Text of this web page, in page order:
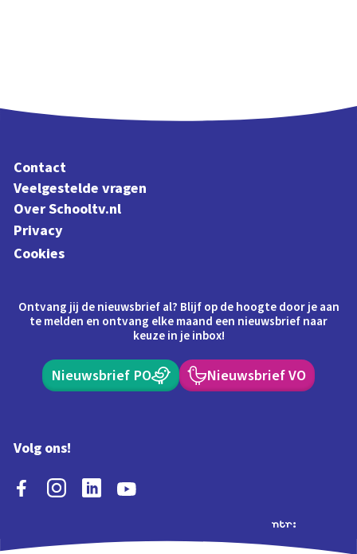
Contact
Veelgestelde vragen
Over Schooltv.nl
Privacy
Cookies
Ontvang jij de nieuwsbrief al? Blijf op de hoogte door je aan
te melden en ontvang elke maand een nieuwsbrief naar
keuze in je inbox!
Nieuwsbrief PO Nieuwsbrief VO
Volg ons!